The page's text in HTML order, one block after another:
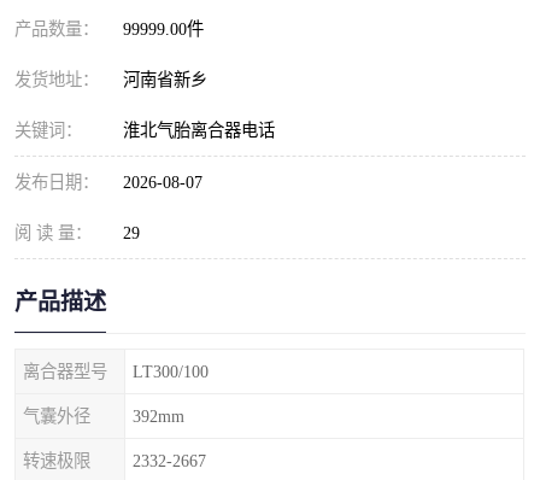
产品数量： 99999.00件
发货地址： 河南省新乡
关键词： 淮北气胎离合器电话
发布日期： 2026-08-07
阅 读 量： 29
产品描述
离合器型号 LT300/100
气囊外径 392mm
转速极限 2332-2667